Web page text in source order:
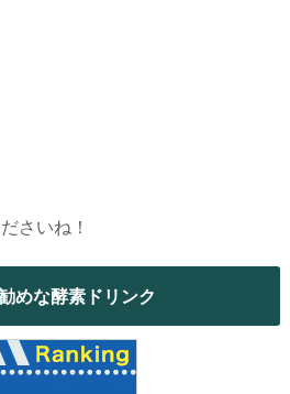
さいね！
めな酵素ドリンク